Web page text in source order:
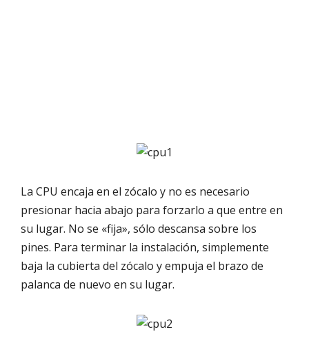
La CPU encaja en el zócalo y no es necesario
presionar hacia abajo para forzarlo a que entre en
su lugar. No se «fija», sólo descansa sobre los
pines. Para terminar la instalación, simplemente
baja la cubierta del zócalo y empuja el brazo de
palanca de nuevo en su lugar.